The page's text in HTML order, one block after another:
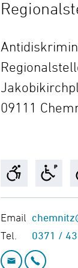
09111
Email
Tel.
0371 /
Email: